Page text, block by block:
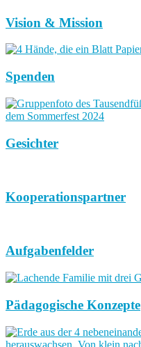
Vision & Mission
Spenden
Gesichter
Kooperationspartner
Aufgabenfelder
Pädagogische Konzepte